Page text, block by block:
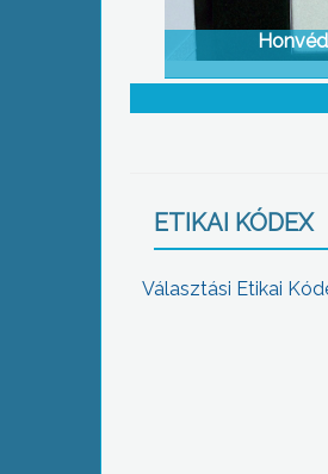
ETIKAI KÓDEX
Választási Etikai